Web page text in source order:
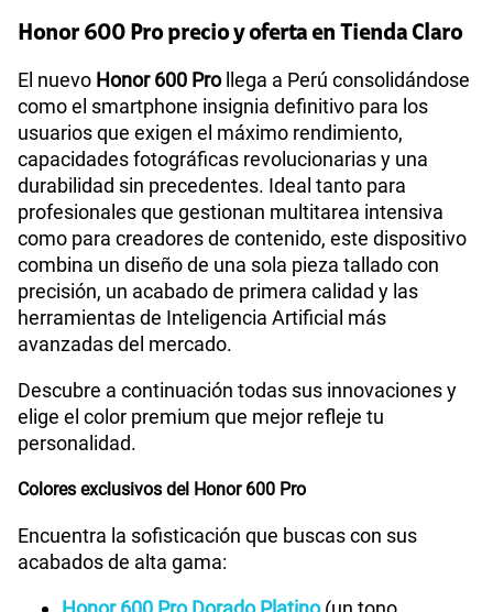
Honor 600 Pro precio y oferta en Tienda Claro
El nuevo Honor 600 Prollega a Perú consolidándose
como el smartphone insignia definitivo para los
usuarios que exigen el máximo rendimiento,
capacidades fotográficas revolucionarias y una
durabilidad sin precedentes. Ideal tanto para
profesionales que gestionan multitarea intensiva
como para creadores de contenido, este dispositivo
combina un diseño de una sola pieza tallado con
precisión, un acabado de primera calidad y las
herramientas de Inteligencia Artificial más
avanzadas del mercado.
Descubre a continuación todas sus innovaciones y
elige el color premium que mejor refleje tu
personalidad.
Colores exclusivos del Honor 600 Pro
Encuentra la sofisticación que buscas con sus
acabados de alta gama: